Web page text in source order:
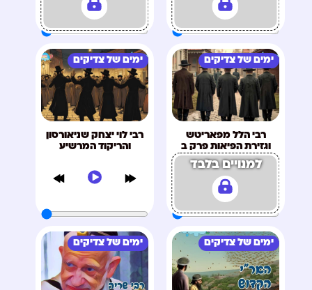
ימים של צדיקים
רבי הלל מפאריטש
וגזירת הפיאות פרק ב
למנויים בלבד
ימים של צדיקים
רבי לוי יצחק שניאורסון
והריקוד המרשיע
ימים של צדיקים ימים של צדיקים